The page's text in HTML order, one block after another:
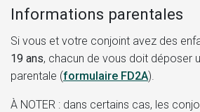
Informations parentales
Si vous et votre conjoint avez des
19 ans, chacun de vous doit déposer
parentale (formulaire FD2A)
À NOTER : dans certains cas, les